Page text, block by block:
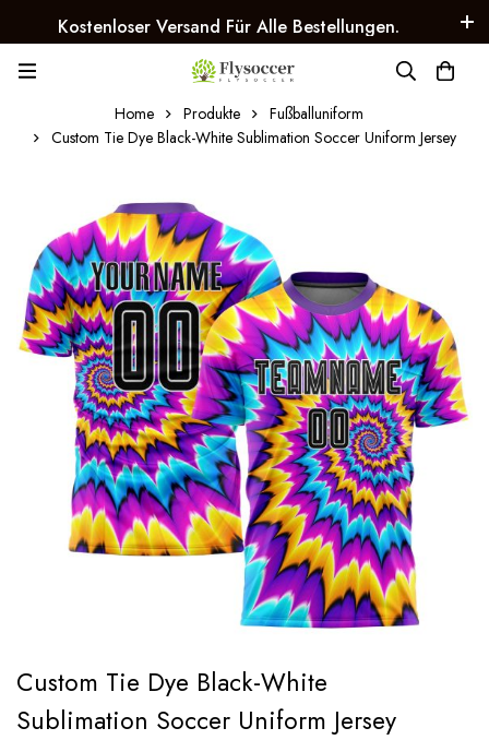
Kostenloser Versand Für Alle Bestellungen.
Home Produkte
Fußballuniform
Custom Tie Dye Black-White Sublimation Soccer Uniform Jersey
Custom Tie Dye Black-White
Sublimation Soccer Uniform Jersey